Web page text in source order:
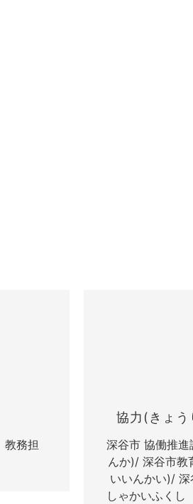
教務担
協力(きょ
深谷市 協働推
んか)/ 深谷市
いいんかい)/
しゃかいふく